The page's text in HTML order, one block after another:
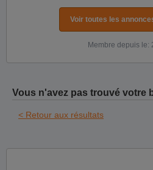
Voir toutes les
Membre depuis le:
Vous n'avez pas trouvé votre
< Retour aux résultats